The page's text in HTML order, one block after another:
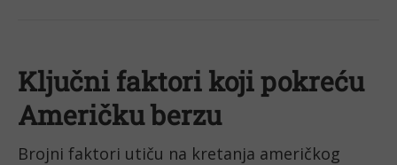
Ključni faktori koji pokreću
Američku berzu
Brojni faktori utiču na kretanja američkog